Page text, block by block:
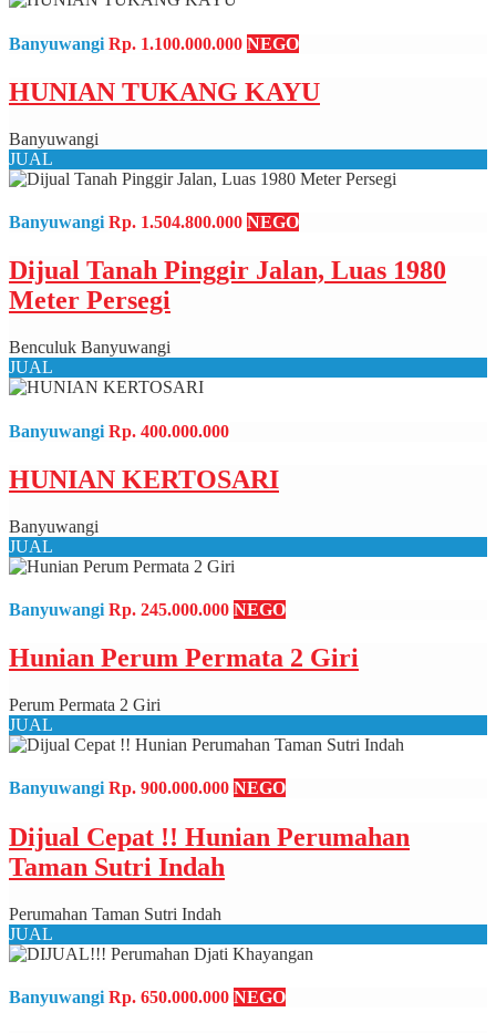
Banyuwangi Rp. 1.100.000.000 NEGO
HUNIAN TUKANG KAYU
Banyuwangi
JUAL
Banyuwangi Rp. 1.504.800.000 NEGO
Dijual Tanah Pinggir Jalan, Luas 1980
Meter Persegi
Benculuk Banyuwangi
JUAL
Banyuwangi Rp. 400.000.000
HUNIAN KERTOSARI
Banyuwangi
JUAL
Banyuwangi Rp. 245.000.000 NEGO
Hunian Perum Permata 2 Giri
Perum Permata 2 Giri
JUAL
BanyuwangiRp. 900.000.000 NEGO
Dijual Cepat !! Hunian Perumahan
Taman Sutri Indah
Perumahan Taman Sutri Indah
JUAL
Banyuwangi Rp. 650.000.000 NEGO